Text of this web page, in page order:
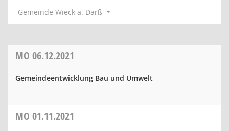
Gemeinde Wieck a. Darß
MO 06.12.2021
Gemeindeentwicklung Bau und Umwelt
MO 01.11.2021